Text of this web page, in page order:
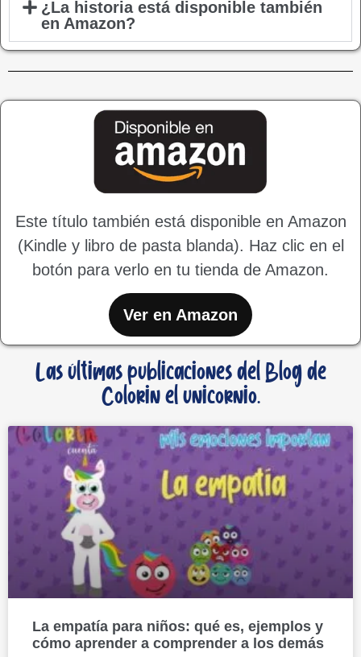
¿La historia está disponible también
en Amazon?
Este título también está disponible en Amazon
(Kindle y libro de pasta blanda). Haz clic en el
botón para verlo en tu tienda de Amazon.
Ver en Amazon
Las últimas publicaciones del Blog de
Colorin el unicornio.
La empatía para niños: qué es, ejemplos y
cómo aprender a comprender a los demás